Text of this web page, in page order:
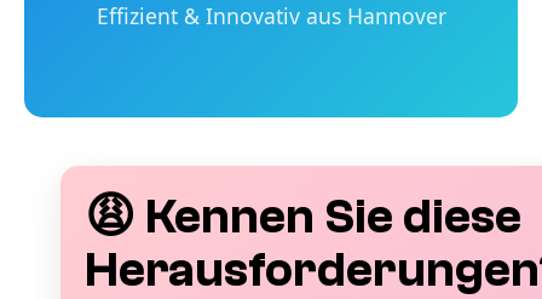
Effizient & Innovativ aus Hannover
😩 Kennen Sie diese